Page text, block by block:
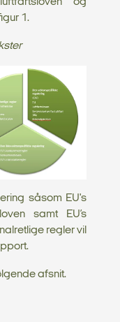
1.
såsom EU's
samt EU’s
regler vil
afsnit.